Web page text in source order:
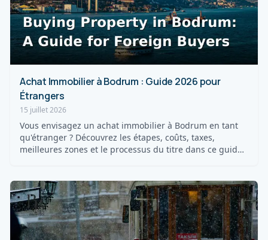
Achat Immobilier à Bodrum : Guide 2026 pour
Étrangers
15 juillet 2026
Vous envisagez un achat immobilier à Bodrum en tant
qu'étranger ? Découvrez les étapes, coûts, taxes,
meilleures zones et le processus du titre dans ce guide